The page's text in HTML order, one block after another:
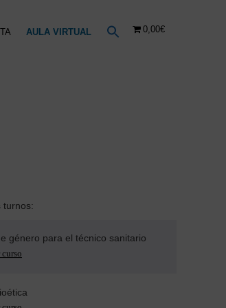
AULA VIRTUAL 0,00€
turnos:
género para el técnico sanitario